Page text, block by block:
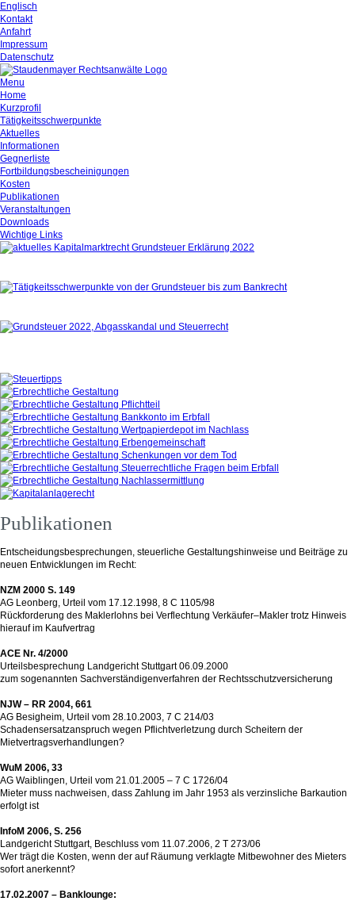
Englisch
Kontakt
Anfahrt
Impressum
Datenschutz
Menu
Home
Kurzprofil
Tätigkeitsschwerpunkte
Aktuelles
Informationen
Gegnerliste
Fortbildungsbescheinigungen
Kosten
Publikationen
Veranstaltungen
Downloads
Wichtige Links
Publikationen
Entscheidungsbesprechungen, steuerliche Gestaltungshinweise und Beiträge zu
neuen Entwicklungen im Recht:
NZM 2000 S. 149
AG Leonberg, Urteil vom 17.12.1998, 8 C 1105/98
Rückforderung des Maklerlohns bei Verflechtung Verkäufer–Makler trotz Hinweis
hierauf im Kaufvertrag
ACE Nr. 4/2000
Urteilsbesprechung Landgericht Stuttgart 06.09.2000
zum sogenannten Sachverständigenverfahren der Rechtsschutzversicherung
NJW – RR 2004, 661
AG Besigheim, Urteil vom 28.10.2003, 7 C 214/03
Schadensersatzanspruch wegen Pflichtverletzung durch Scheitern der
Mietvertragsverhandlungen?
WuM 2006, 33
AG Waiblingen, Urteil vom 21.01.2005 – 7 C 1726/04
Mieter muss nachweisen, dass Zahlung im Jahr 1953 als verzinsliche Barkaution
erfolgt ist
InfoM 2006, S. 256
Landgericht Stuttgart, Beschluss vom 11.07.2006, 2 T 273/06
Wer trägt die Kosten, wenn der auf Räumung verklagte Mitbewohner des Mieters
sofort anerkennt?
17.02.2007 – Banklounge: